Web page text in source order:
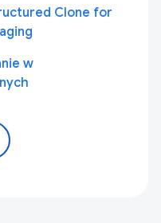
Clone for
w